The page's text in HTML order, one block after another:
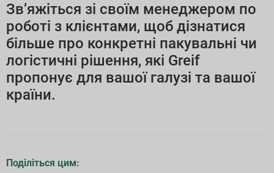
Зв’яжіться зі своїм менеджером по
роботі з клієнтами, щоб дізнатися
більше про конкретні пакувальні чи
логістичні рішення, які Greif
пропонує для вашої галузі та вашої
країни.
Поділіться цим: